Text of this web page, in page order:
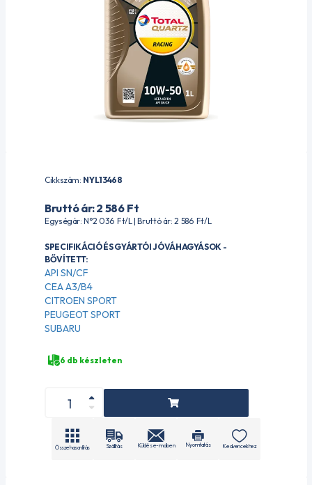
Cikkszám: NYL13468
Bruttó ár: 2 586 Ft
Egységár: N°2 036 Ft/L | Bruttó ár: 2 586 Ft/L
SPECIFIKÁCIÓ ÉS GYÁRTÓI JÓVÁHAGYÁSOK -
BŐVÍTETT:
API SN/CF
CEA A3/B4
CITROEN SPORT
PEUGEOT SPORT
SUBARU
6 db készleten
Összehasonlítás Szállítás Küldés e-mailben Nyomtatás Kedvencekhez